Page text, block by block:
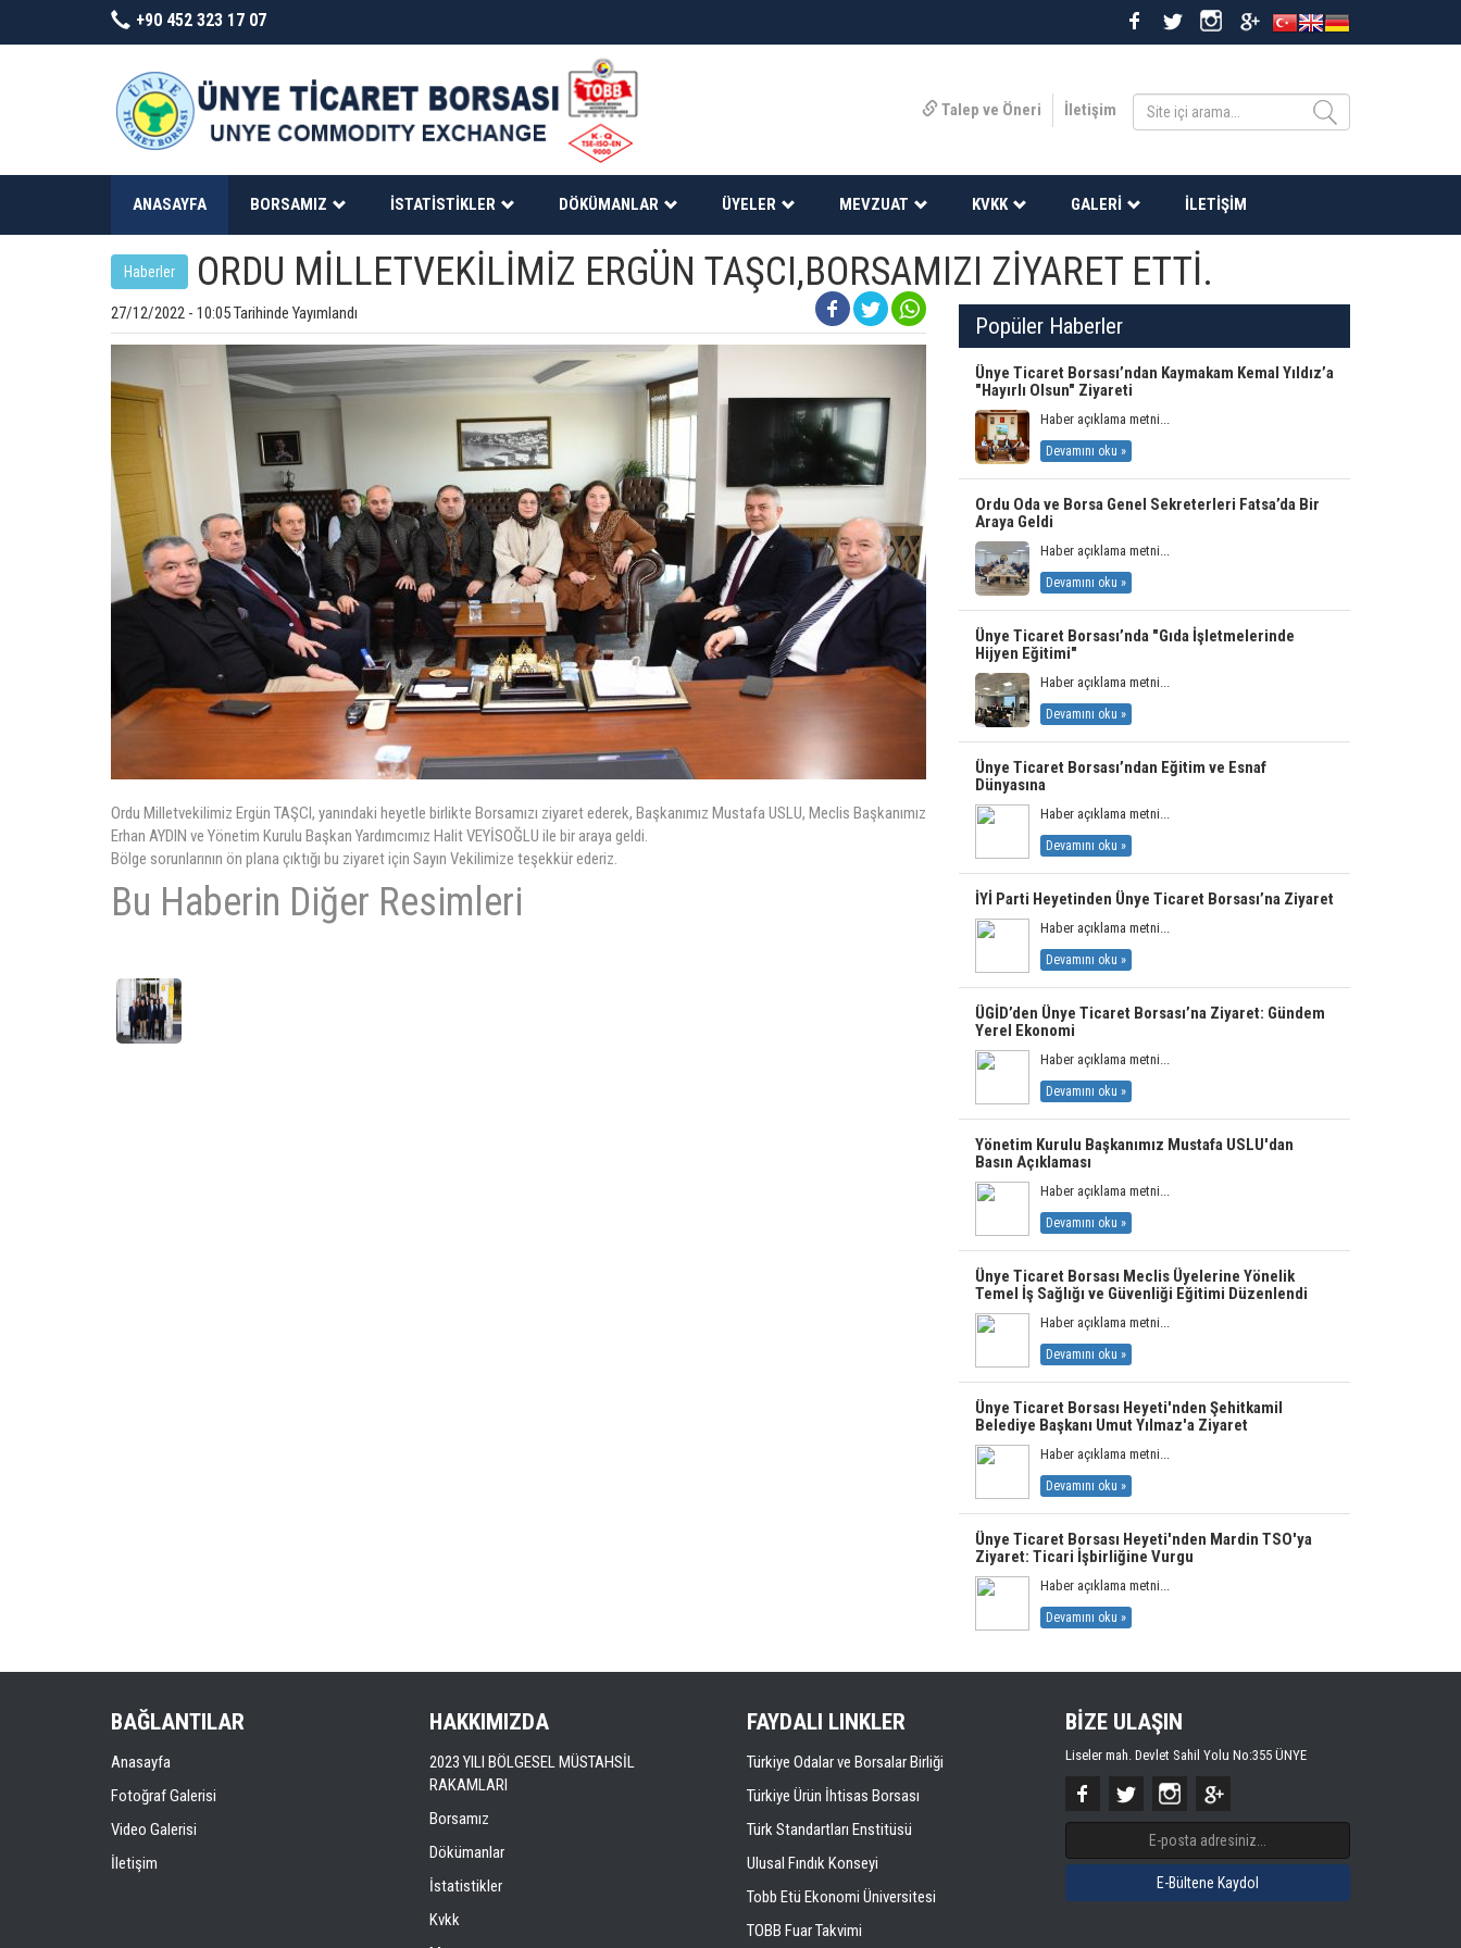
+90 452 323 17 07
İletişim
Talep ve Öneri
ANASAYFA BORSAMIZ İSTATISTIKLER DÖKÜMANLAR ÜYELER MEVZUAT KVKK GALERI İLETIŞIM
Haberler ORDU MİLLETVEKİLİMİZ ERGÜN TAŞCI,BORSAMIZI ZİYARET ETTİ.
27/12/2022 - 10:05 Tarihinde Yayımlandı
Ordu Milletvekilimiz Ergün TAŞCI, yanındaki heyetle birlikte Borsamızı ziyaret ederek, Başkanımız Mustafa USLU, Meclis Başkanımız
Erhan AYDIN ve Yönetim Kurulu Başkan Yardımcımız Halit VEYİSOĞLU ile bir araya geldi.
Bölge sorunlarının ön plana çıktığı bu ziyaret için Sayın Vekilimize teşekkür ederiz.
Bu Haberin Diğer Resimleri
Popüler Haberler
Ünye Ticaret Borsası’ndan Kaymakam Kemal Yıldız’a
"Hayırlı Olsun" Ziyareti
Haber açıklama metni...
Devamını oku »
Ordu Oda ve Borsa Genel Sekreterleri Fatsa’da Bir
Araya Geldi
Haber açıklama metni...
Devamını oku »
Ünye Ticaret Borsası’nda "Gıda İşletmelerinde
Hijyen Eğitimi"
Haber açıklama metni...
Devamını oku »
Ünye Ticaret Borsası’ndan Eğitim ve Esnaf
Dünyasına
Haber açıklama metni...
Devamını oku »
İYİ Parti Heyetinden Ünye Ticaret Borsası’na Ziyaret
Haber açıklama metni...
Devamını oku »
ÜGİD’den Ünye Ticaret Borsası’na Ziyaret: Gündem
Yerel Ekonomi
Haber açıklama metni...
Devamını oku »
Yönetim Kurulu Başkanımız Mustafa USLU'dan
Basın Açıklaması
Haber açıklama metni...
Devamını oku »
Ünye Ticaret Borsası Meclis Üyelerine Yönelik
Temel İş Sağlığı ve Güvenliği Eğitimi Düzenlendi
Haber açıklama metni...
Devamını oku »
Ünye Ticaret Borsası Heyeti'nden Şehitkamil
Belediye Başkanı Umut Yılmaz'a Ziyaret
Haber açıklama metni...
Devamını oku »
Ünye Ticaret Borsası Heyeti'nden Mardin TSO'ya
Ziyaret: Ticari İşbirliğine Vurgu
Haber açıklama metni...
Devamını oku »
BAĞLANTILAR
Anasayfa
Fotoğraf Galerisi
Video Galerisi
İletişim
HAKKIMIZDA
2023 YILI BÖLGESEL MÜSTAHSİL
RAKAMLARI
Borsamız
Dökümanlar
İstatistikler
Kvkk
FAYDALI LINKLER
Türkiye Odalar ve Borsalar Birliği
Türkiye Ürün İhtisas Borsası
Türk Standartları Enstitüsü
Ulusal Fındık Konseyi
Tobb Etü Ekonomi Üniversitesi
TOBB Fuar Takvimi
BİZE ULAŞIN
Liseler mah. Devlet Sahil Yolu No:355 ÜNYE